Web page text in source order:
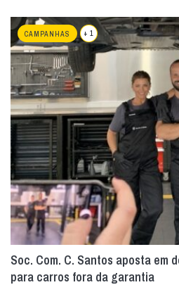
CAMPANHAS + 1
Soc. Com. C. Santos aposta em
para carros fora da garantia